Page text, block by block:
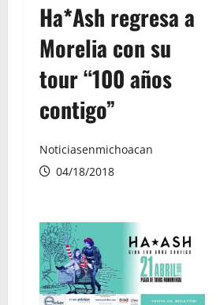
Ha*Ash regresa a
Morelia con su
tour “100 años
contigo”
Noticiasenmichoacan
04/18/2018